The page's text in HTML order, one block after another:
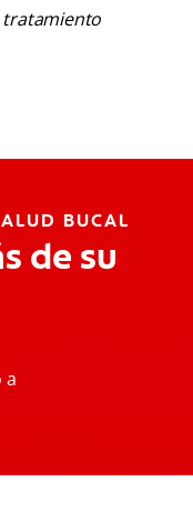
tratamiento
BUCAL
de su
a